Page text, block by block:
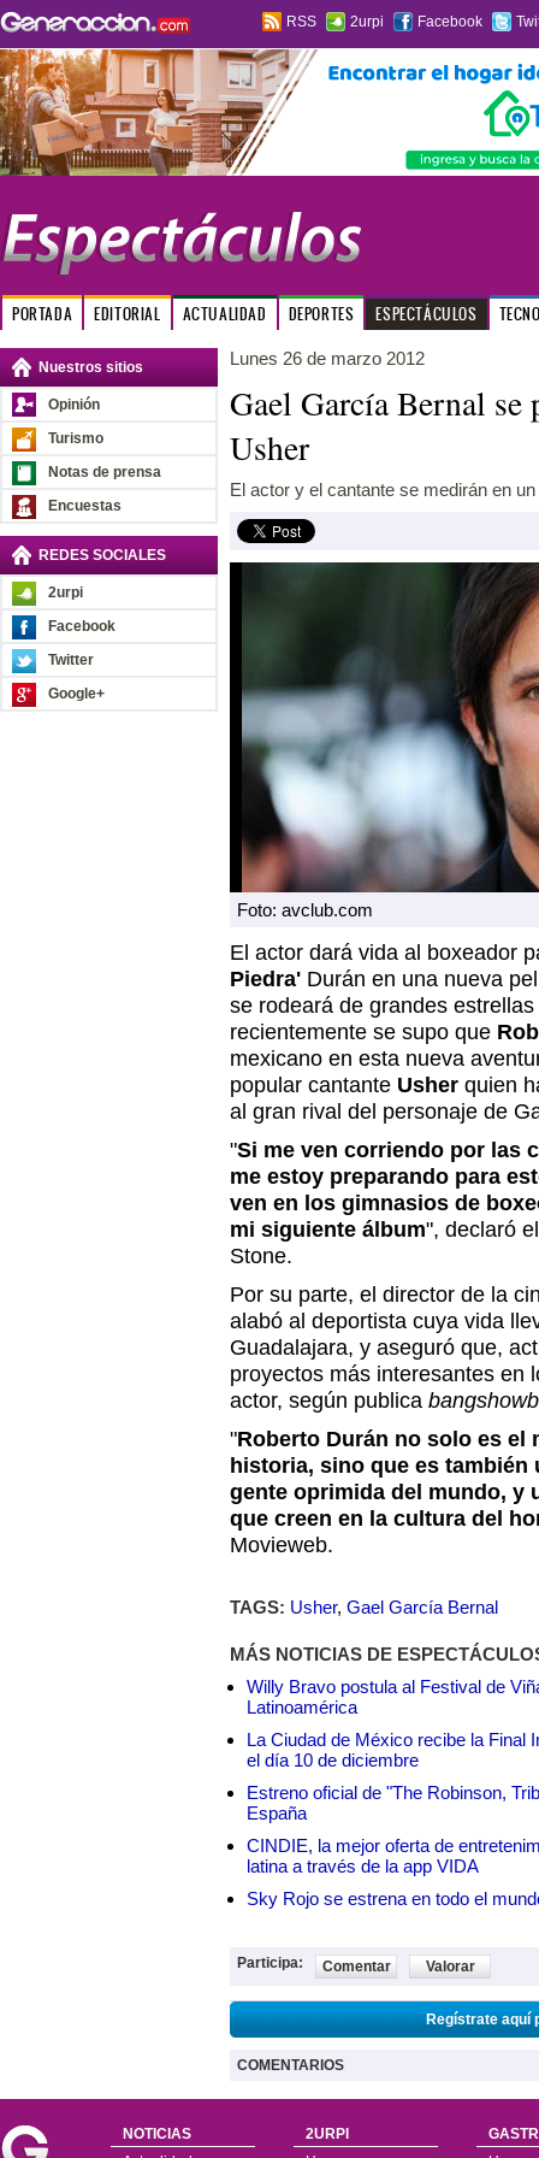
RSS 2urpi Facebook
PORTADA EDITORIAL ACTUALIDAD DEPORTES ESPECTÁCULOS
Nuestros sitios
Opinión
Turismo
Notas de prensa
Encuestas
REDES SOCIALES
2urpi
Facebook
Twitter
Google+
Lunes 26 de marzo 2012
Gael García Bernal se
Usher
El actor y el cantante se medirán en un
Foto: avclub.com
El actor dará vida al boxeador
Piedra' Durán en una nueva
se rodeará de grandes
recientemente se supo que
mexicano en esta nueva
popular cantante Usher quien
al gran rival del personaje de
"Si me ven corriendo por las
me estoy preparando para
ven en los gimnasios de
mi siguiente álbum", declaró
Stone.
Por su parte, el director de la
alabó al deportista cuya vida
Guadalajara, y aseguró que,
proyectos más interesantes en
actor, según publica
"Roberto Durán no solo es el
historia, sino que es
gente oprimida del mundo, y
que creen en la cultura del
Movieweb.
TAGS: Usher, Gael García Bernal
MÁS NOTICIAS DE
Willy Bravo postula al Festival de
Latinoamérica
La Ciudad de México recibe la Final
el día 10 de diciembre
Estreno oficial de "The Robinson,
España
CINDIE, la mejor oferta de
latina a través de la app VIDA
Sky Rojo se estrena en todo el
Participa: Comentar Valorar
Regístrate aquí
COMENTARIOS
NOTICIAS
2URPI